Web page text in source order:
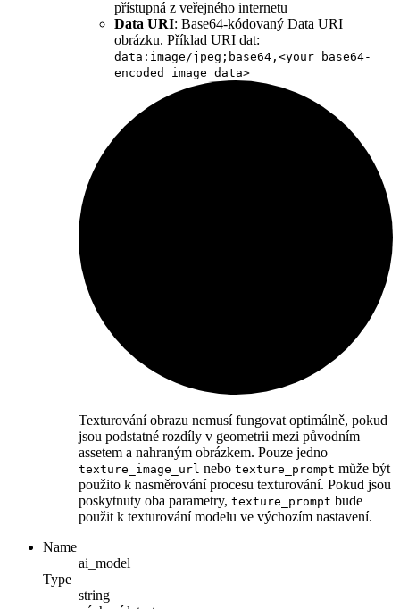
přístupná z veřejného internetu
Data URI: Base64-kódovaný Data URI
obrázku. Příklad URI dat:
data:image/jpeg;base64,<your base64-
encoded image data>
Texturování obrazu nemusí fungovat optimálně, pokud
jsou podstatné rozdíly v geometrii mezi původním
assetem a nahraným obrázkem. Pouze jedno
texture_image_url nebo texture_prompt může být
použito k nasměrování procesu texturování. Pokud jsou
poskytnuty oba parametry, texture_prompt bude
použit k texturování modelu ve výchozím nastavení.
Name
ai_model
Type
string